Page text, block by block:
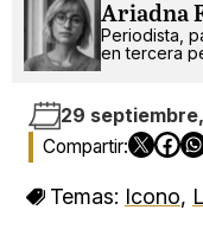
Ariadna
Periodista,
en tercera
29
Temas: Icono,